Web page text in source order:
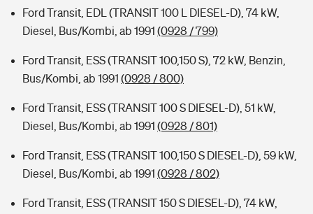
Ford Transit, EDL (TRANSIT 100 L DIESEL-D), 74 kW,
Diesel, Bus/Kombi, ab 1991 (0928 / 799)
Ford Transit, ESS (TRANSIT 100,150 S), 72 kW, Benzin,
Bus/Kombi, ab 1991 (0928 / 800)
Ford Transit, ESS (TRANSIT 100 S DIESEL-D), 51 kW,
Diesel, Bus/Kombi, ab 1991 (0928 / 801)
Ford Transit, ESS (TRANSIT 100,150 S DIESEL-D), 59 kW,
Diesel, Bus/Kombi, ab 1991 (0928 / 802)
Ford Transit, ESS (TRANSIT 150 S DIESEL-D), 74 kW,